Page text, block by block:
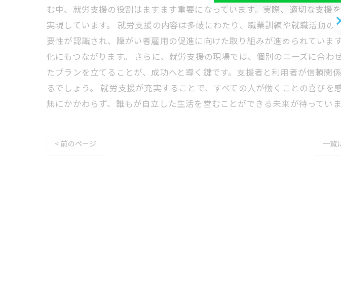
む中、就労支援の役割はますます重要になっています。実際、適切な支
実現しています。 就労支援の内容は多岐にわたり、職業訓練や就職活動
要性が認識され、障がい者雇用の促進に向けた取り組みが進められてい
化にもつながります。 さらに、就労支援の現場では、個別のニーズに合
たプランを立てることが、成功へと導く鍵です。支援者と利用者が信頼
るでしょう。 就労支援が充実することで、すべての人が働くことの喜び
無にかかわらず、誰もが自立した生活を営むことができる未来が待っていま
< 前のページ 一覧
お問い合